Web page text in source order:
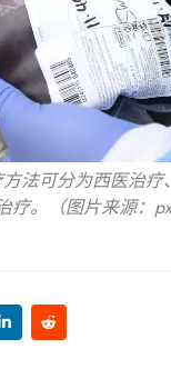
法可分为西医治疗
疗。（图片来源：